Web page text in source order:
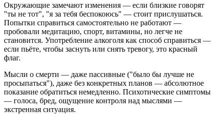
Окружающие замечают изменения — если близкие говорят
"ты не тот", "я за тебя беспокоюсь" — стоит прислушаться.
Попытки справиться самостоятельно не работают —
пробовали медитацию, спорт, витамины, но легче не
становится. Употребление алкоголя как способ справиться —
если пьёте, чтобы заснуть или снять тревогу, это красный
флаг.
Мысли о смерти — даже пассивные ("было бы лучше не
просыпаться"), даже без конкретных планов — абсолютное
показание обратиться немедленно. Психотические симптомы
— голоса, бред, ощущение контроля над мыслями —
экстренная ситуация.